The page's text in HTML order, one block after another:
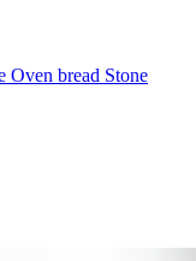
Stone